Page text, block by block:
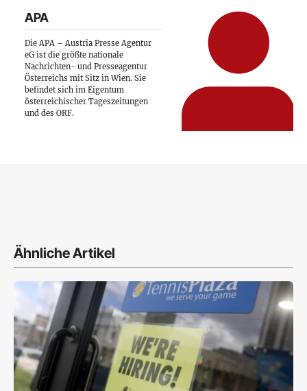
APA
Die APA – Austria Presse Agentur
eG ist die größte nationale
Nachrichten- und Presseagentur
Österreichs mit Sitz in Wien. Sie
befindet sich im Eigentum
österreichischer Tageszeitungen
und des ORF.
Ähnliche Artikel